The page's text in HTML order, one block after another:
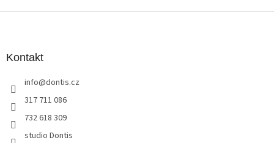
Kontakt
info@dontis.cz
317 711 086
732 618 309
studio Dontis